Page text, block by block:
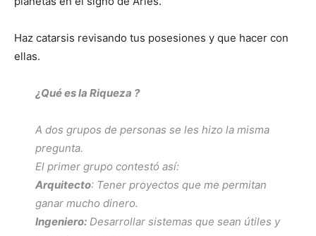
Haz catarsis revisando tus posesiones y que hacer con
ellas.
¿Qué es la Riqueza ?
A dos grupos de personas se les hizo la misma
pregunta.
El primer grupo contestó así:
Arquitecto: Tener proyectos que me permitan
ganar mucho dinero.
Ingeniero: Desarrollar sistemas que sean útiles y